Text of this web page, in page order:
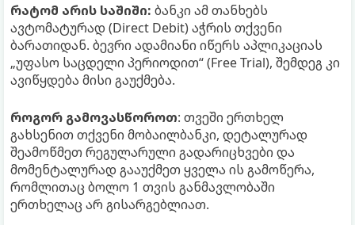
რატომ არის საშიში: ბანკი ამ თანხებს
ავტომატურად (Direct Debit) აჭრის თქვენი
ბარათიდან. ბევრი ადამიანი იწერს აპლიკაციას
„უფასო საცდელი პერიოდით“ (Free Trial), შემდეგ კი
ავიწყდება მისი გაუქმება.
როგორ გამოვასწოროთ: თვეში ერთხელ
გახსენით თქვენი მობაილბანკი, დეტალურად
შეამოწმეთ რეგულარული გადარიცხვები და
მომენტალურად გააუქმეთ ყველა ის გამოწერა,
რომლითაც ბოლო 1 თვის განმავლობაში
ერთხელაც არ გისარგებლიათ.